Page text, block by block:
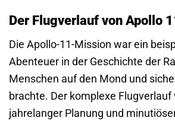
Der Flugverlauf von Apollo
Die Apollo-11-Mission war ein
Abenteuer in der Geschichte der
Menschen auf den Mond und
brachte. Der komplexe Flugverlauf
jahrelanger Planung und